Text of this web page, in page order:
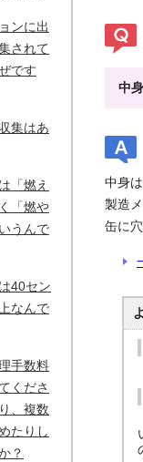
中
中身
製造
缶に
ンに出
されて
です
集はあ
「燃え
「燃や
うんで
40セン
なんで
手数料
くださ
、複数
たりし
？